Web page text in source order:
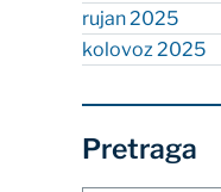
rujan 2025
kolovoz 2025
Pretraga